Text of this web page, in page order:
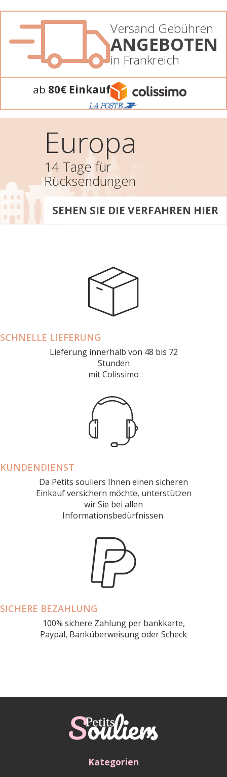
Versand Gebühren
ANGEBOTEN
in Frankreich
ab 80€ Einkauf
Europa
14 Tage für
Rücksendungen
SEHEN SIE DIE VERFAHREN HIER
SCHNELLE LIEFERUNG
Lieferung innerhalb von 48 bis 72
Stunden
mit Colissimo
KUNDENDIENST
Da Petits souliers Ihnen einen sicheren
Einkauf versichern möchte, unterstützen
wir Sie bei allen
Informationsbedürfnissen.
SICHERE BEZAHLUNG
100% sichere Zahlung per bankkarte,
Paypal, Banküberweisung oder Scheck
Kategorien